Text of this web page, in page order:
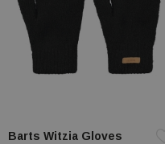
Barts Witzia Gloves